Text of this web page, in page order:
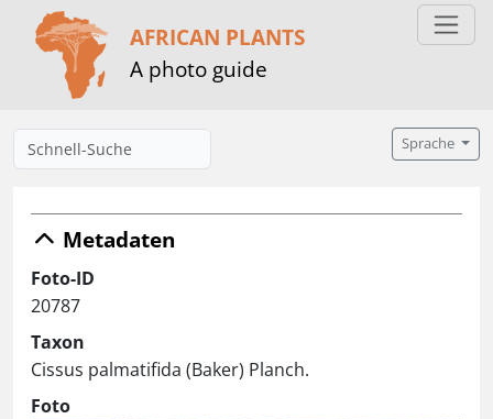
AFRICAN PLANTS
A photo guide
Sprache
Metadaten
Foto-ID
20787
Taxon
Cissus palmatifida (Baker) Planch.
Foto